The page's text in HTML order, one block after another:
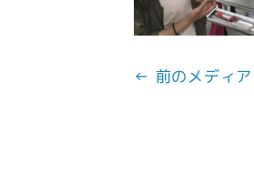
← 前のメディア